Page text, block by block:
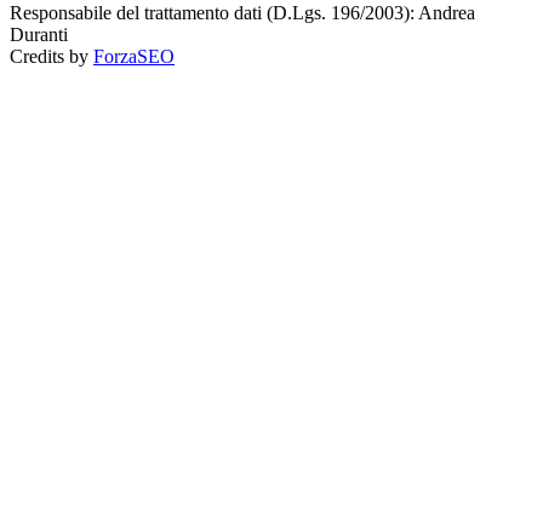
Responsabile del trattamento dati (D.Lgs. 196/2003): Andrea
Duranti
Credits by ForzaSEO